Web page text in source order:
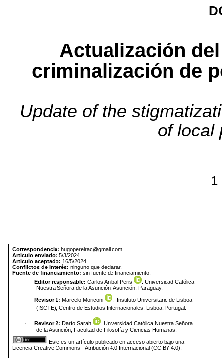
Actualización
criminalización de
Update of the
of local
1
Correspondencia: hugopereirac@gmail.com
Articulo enviado: 5/3/2024
Articulo aceptado: 16/5/2024
Conflictos de Interés: ninguno que declarar.
Fuente de financiamiento: sin fuente de financiamiento.
· Editor responsable:Carlos Anibal Peris
. Universidad Católica
Nuestra Señora de la Asunción. Asunción, Paraguay.
· Revisor 1: Marcelo Moriconi .
Instituto Universitario de Lisboa
(ISCTE), Centro de Estudios Internacionales. Lisboa, Portugal.
· Revisor 2: Darío Sarah
. Universidad Católica Nuestra Señora
de la Asunción, Facultad de Filosofía y Ciencias Humanas.
Este es un artículo publicado en acceso abierto bajo una
Licencia Creative Commons - Atribución 4.0 Internacional (CC BY 4.0).